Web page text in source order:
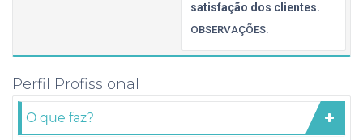
satisfação dos clientes.
OBSERVAÇÕES:
Perfil Profissional
O que faz?